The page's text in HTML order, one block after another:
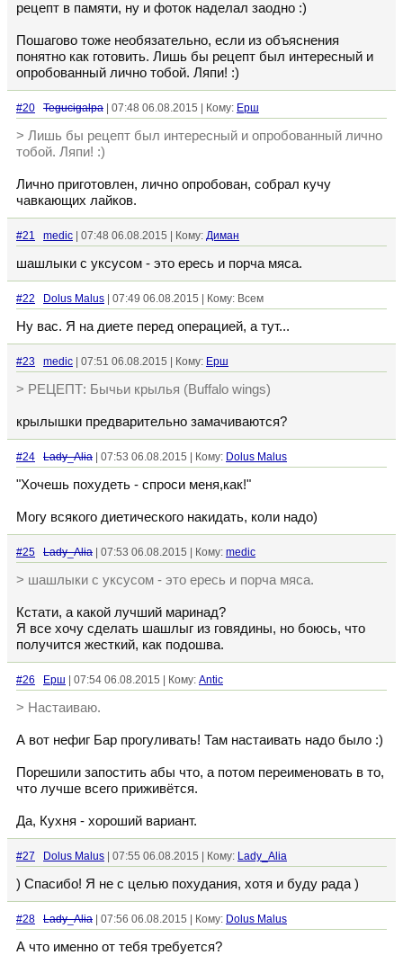
рецепт в памяти, ну и фоток наделал заодно :)
Пошагово тоже необязательно, если из объяснения
понятно как готовить. Лишь бы рецепт был интересный и
опробованный лично тобой. Ляпи! :)
#20 Tegucigalpa | 07:48 06.08.2015 | Кому: Ерш
> Лишь бы рецепт был интересный и опробованный лично
тобой. Ляпи! :)
Лично приготовлен, лично опробован, собрал кучу
чавкающих лайков.
#21 medic | 07:48 06.08.2015 | Кому: Диман
шашлыки с уксусом - это ересь и порча мяса.
#22 Dolus Malus | 07:49 06.08.2015 | Кому: Всем
Ну вас. Я на диете перед операцией, а тут...
#23 medic | 07:51 06.08.2015 | Кому: Ерш
> РЕЦЕПТ: Бычьи крылья (Buffalo wings)
крылышки предварительно замачиваются?
#24 Lady_Alia | 07:53 06.08.2015 | Кому: Dolus Malus
"Хочешь похудеть - спроси меня,как!"
Могу всякого диетического накидать, коли надо)
#25 Lady_Alia | 07:53 06.08.2015 | Кому: medic
> шашлыки с уксусом - это ересь и порча мяса.
Кстати, а какой лучший маринад?
Я все хочу сделать шашлыг из говядины, но боюсь, что
получится жесткий, как подошва.
#26 Ерш | 07:54 06.08.2015 | Кому: Antic
> Настаиваю.
А вот нефиг Бар прогуливать! Там настаивать надо было :)
Порешили запостить абы что, а потом переименовать в то,
что лучше всего приживётся.
Да, Кухня - хороший вариант.
#27 Dolus Malus | 07:55 06.08.2015 | Кому: Lady_Alia
) Спасибо! Я не с целью похудания, хотя и буду рада )
#28 Lady_Alia | 07:56 06.08.2015 | Кому: Dolus Malus
А что именно от тебя требуется?